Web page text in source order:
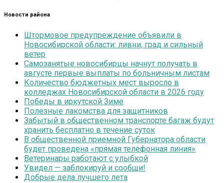
Новости района
Штормовое предупреждение объявили в
Новосибирской области: ливни, град и сильный
ветер
Самозанятые новосибирцы начнут получать в
августе первые выплаты по больничным листам
Количество бюджетных мест выросло в
колледжах Новосибирской области в 2026 году
Победы в иркутской Зиме
Полезные лакомства для защитников
Забытый в общественном транспорте багаж будут
хранить бесплатно в течение суток
В общественной приемной Губернатора области
будет проведена «прямая телефонная линия»
Ветеринары работают с улыбкой
Увидел — заблокируй и сообщи!
Добрые дела лучшего лета